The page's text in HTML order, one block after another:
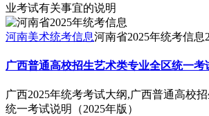
业考试有关事宜的说明
河南美术统考信息河南省2025年统考信息
广西普通高校招生艺术类专业全区统一考
广西2025年统考考试大纲,广西普通高校
统一考试说明（2025年版）